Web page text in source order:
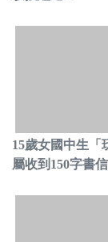
15歲女國中生「
屬收到150字書